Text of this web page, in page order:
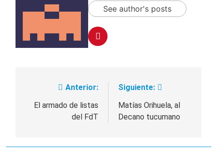
See author's posts
Navegación
de
Anterior:
El armado de listas
del FdT
Siguiente:
Matías Orihuela, al
Decano tucumano